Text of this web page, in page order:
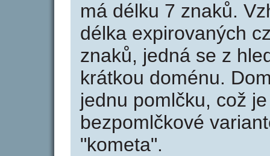
má délku 7 znaků.
délka expirovaných
znaků, jedná se z
krátkou doménu.
jednu pomlčku, což
bezpomlčkové
"kometa".